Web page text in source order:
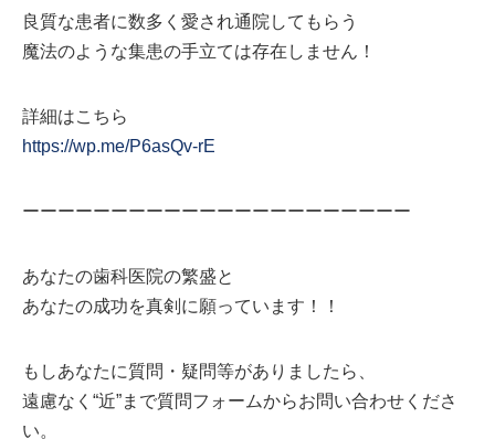
良質な患者に数多く愛され通院してもらう
魔法のような集患の手立ては存在しません！
詳細はこちら
https://wp.me/P6asQv-rE
ーーーーーーーーーーーーーーーーーーーーーー
あなたの歯科医院の繁盛と
あなたの成功を真剣に願っています！！
もしあなたに質問・疑問等がありましたら、
遠慮なく“近”まで質問フォームからお問い合わせくださ
い。